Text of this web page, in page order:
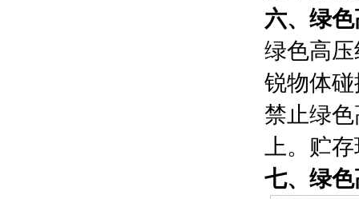
六、 绿
绿色高
锐物体
禁止绿
上。贮
七、绿